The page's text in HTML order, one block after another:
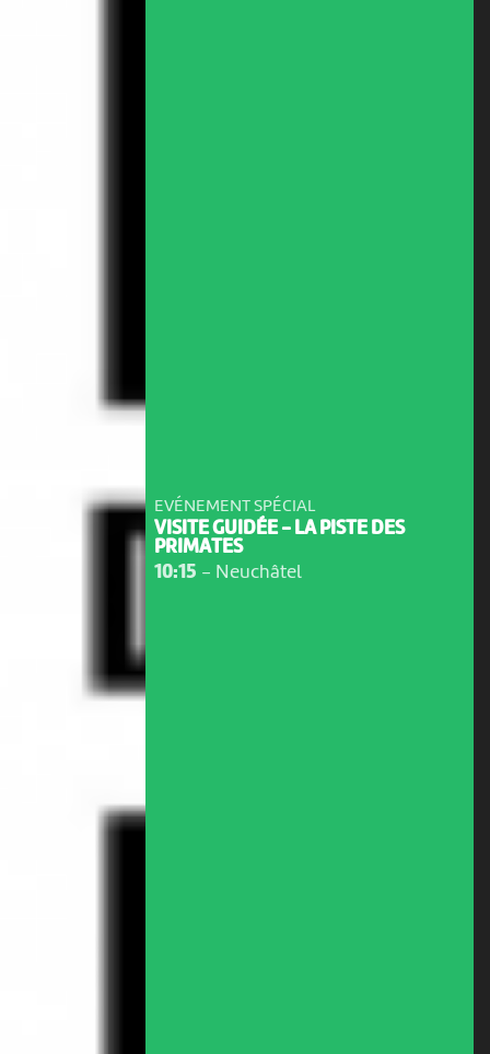
EVÉNEMENT SPÉCIAL
VISITE GUIDÉE - LA PISTE DES
PRIMATES
10:15 - Neuchâtel